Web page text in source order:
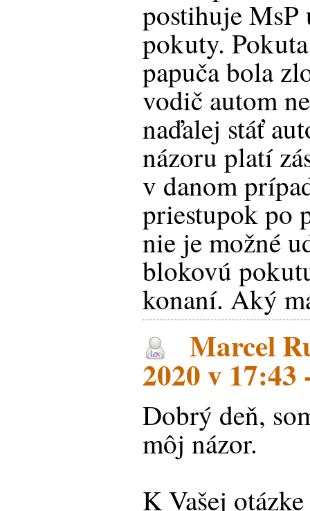
postihuje
pokuty.
papuča bola
vodič autom
naďalej stáť
názoru platí
v danom
priestupok po
nie je možné
blokovú
konaní. Aký
Marcel
2020 v 17:43
Dobrý deň,
môj názor.
K Vašej